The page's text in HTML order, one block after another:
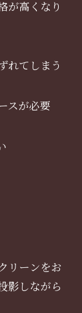
が高くなり
れてしまう
スが必要
リーンをお
影しながら